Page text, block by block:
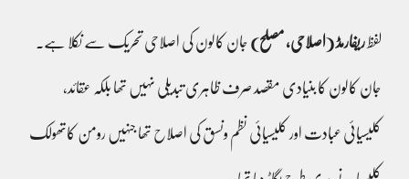
لفظریفارمڈ (اصلاحی، مصلح) جان کالون کی اصلاحی تحریک سے نکلا ہے۔
جان کالون کا بنیادی مقصد صرف ظاہری تبدیلی نہیں تھا بلکہ عقائد،
کلیسیائی عبادت اور کلیسیائی نظم ونسق کی اصلاح تھا جنہیں رومن کاتھولک